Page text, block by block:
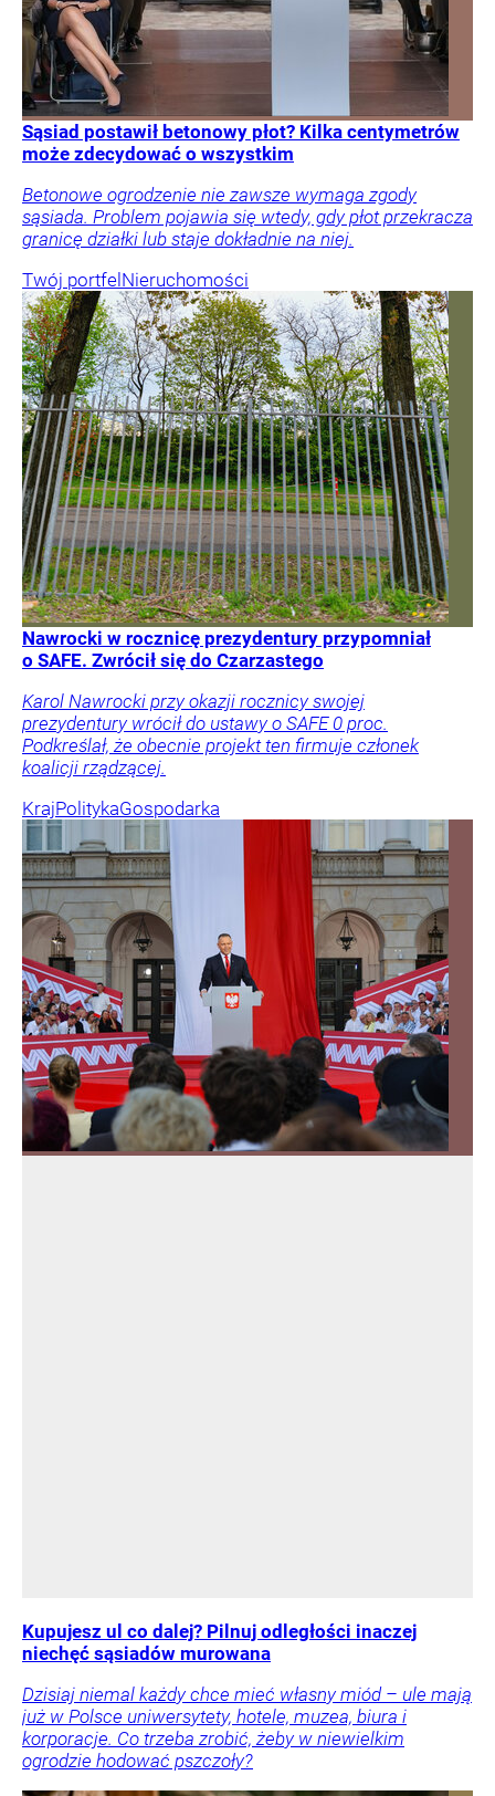
Sąsiad postawił betonowy płot? Kilka centymetrów
może zdecydować o wszystkim
Betonowe ogrodzenie nie zawsze wymaga zgody
sąsiada. Problem pojawia się wtedy, gdy płot przekracza
granicę działki lub staje dokładnie na niej.
Twój portfelNieruchomości
Nawrocki w rocznicę prezydentury przypomniał
o SAFE. Zwrócił się do Czarzastego
Karol Nawrocki przy okazji rocznicy swojej
prezydentury wrócił do ustawy o SAFE 0 proc.
Podkreślał, że obecnie projekt ten firmuje członek
koalicji rządzącej.
KrajPolitykaGospodarka
Kupujesz ul co dalej? Pilnuj odległości inaczej
niechęć sąsiadów murowana
Dzisiaj niemal każdy chce mieć własny miód – ule mają
już w Polsce uniwersytety, hotele, muzea, biura i
korporacje. Co trzeba zrobić, żeby w niewielkim
ogrodzie hodować pszczoły?